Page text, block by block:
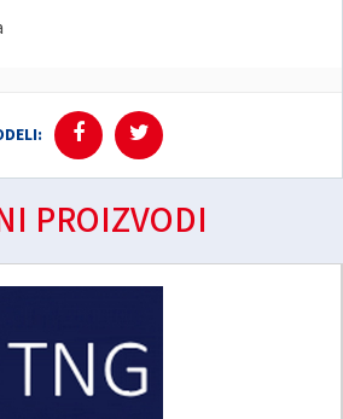
PROIZVODI